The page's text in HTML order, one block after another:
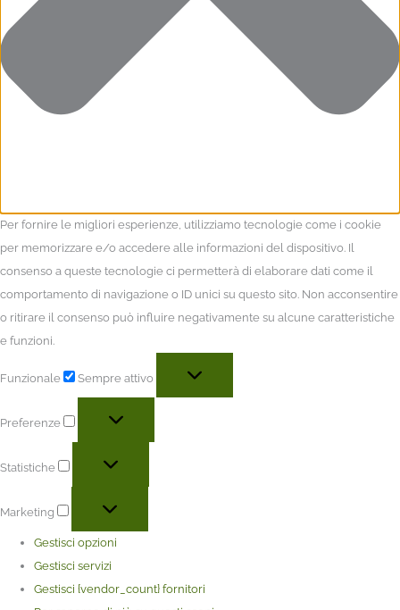
Per fornire le migliori esperienze, utilizziamo tecnologie come i cookie
per memorizzare e/o accedere alle informazioni del dispositivo. Il
consenso a queste tecnologie ci permetterà di elaborare dati come il
comportamento di navigazione o ID unici su questo sito. Non acconsentire
o ritirare il consenso può influire negativamente su alcune caratteristiche
e funzioni.
Funzionale Sempre attivo
Preferenze
Statistiche
Marketing
Gestisci opzioni
Gestisci servizi
Gestisci {vendor_count} fornitori